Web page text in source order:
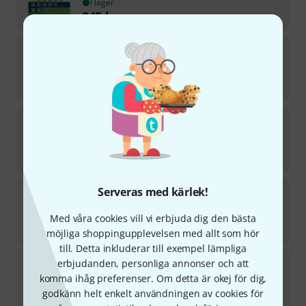
Serveras med kärlek!
Med våra cookies vill vi erbjuda dig den bästa
möjliga shoppingupplevelsen med allt som hör
till. Detta inkluderar till exempel lämpliga
erbjudanden, personliga annonser och att
komma ihåg preferenser. Om detta är okej för dig,
godkänn helt enkelt användningen av cookies för
245kr
Horst Rapp VerlagBläser-Team 2 Percussion
kr
Horst Rapp VerlagHorn Lernen mit Spaß 2
2
kr
Horst Rapp VerlagKlarinette lernen mit Spaß 2
i lager
291 kr
Horst Rapp Verlag Horn Lernen mit Spaß 3
i lager
291 kr